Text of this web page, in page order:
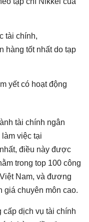
tài chính,
hàng tốt nhất do tạp
yết có hoạt động
tài chính ngân
việc tại
điều này được
trong top 100 công
Nam, và đương
giá chuyên môn cao.
cấp dịch vụ tài chính